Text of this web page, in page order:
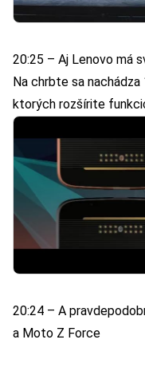
20:25 – Aj Lenovo má
Na chrbte sa nachádza
ktorých rozšírite
20:24 – A
a Moto Z Force